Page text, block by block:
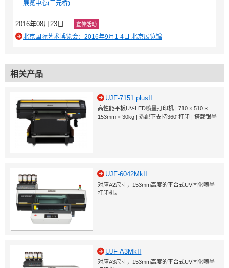
展览中心(三元桥)
2016年08月23日 宣传活动
北京国际艺术博览会：2016年9月1-4日 北京展览馆
相关产品
UJF-7151 plusII
高性能平板UV-LED喷墨打印机 | 710 × 510 ×
153mm × 30kg | 选配下支持360°打印 | 搭载银墨
UJF-6042MkII
对应A2尺寸，153mm高度的平台式UV固化喷墨
打印机。
UJF-A3MkII
对应A3尺寸，153mm高度的平台式UV固化喷墨